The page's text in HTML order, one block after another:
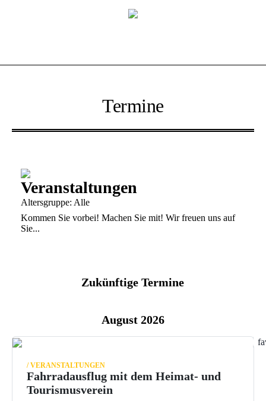
Termine
Veranstaltungen
Altersgruppe: Alle
Kommen Sie vorbei! Machen Sie mit! Wir freuen uns auf
Sie...
Zukünftige Termine
August 2026
/ VERANSTALTUNGEN
Fahrradausflug mit dem Heimat- und
Tourismusverein